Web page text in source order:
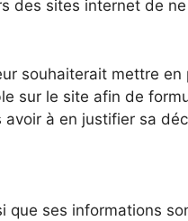
des sites internet de
souhaiterait mettre
sur le site afin de
avoir à en justifier sa
que ses informations